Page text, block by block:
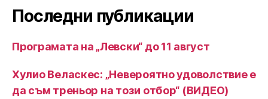
Последни публикации
Програмата на „Левски“ до 11 август
Хулио Веласкес: „Невероятно удоволствие е
да съм треньор на този отбор“ (ВИДЕО)